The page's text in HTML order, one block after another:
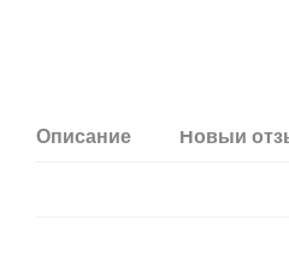
Описание Новый